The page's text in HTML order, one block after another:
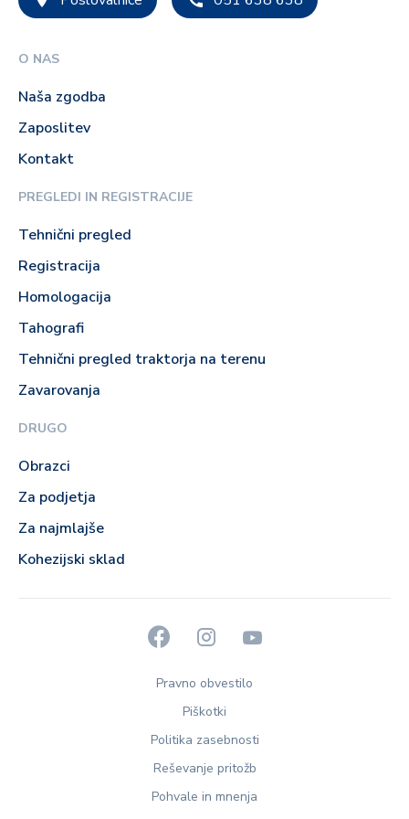
O NAS
Naša zgodba
Zaposlitev
Kontakt
PREGLEDI IN REGISTRACIJE
Tehnični pregled
Registracija
Homologacija
Tahografi
Tehnični pregled traktorja na terenu
Zavarovanja
DRUGO
Obrazci
Za podjetja
Za najmlajše
Kohezijski sklad
Pravno obvestilo
Piškotki
Politika zasebnosti
Reševanje pritožb
Pohvale in mnenja